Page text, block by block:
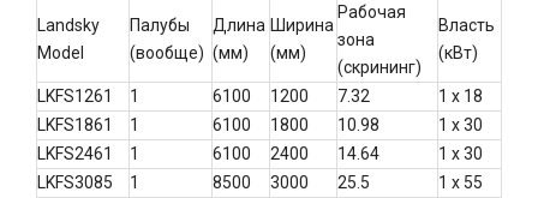
Landsky
Model
Палубы
(вообще)
Длина
(мм)
Ширина
(мм)
Рабочая
зона
(скрининг)
Власть
(кВт)
LKFS1261 1 6100 1200 7.32
1 х 18
LKFS1861
1 6100 1800 10.98
1 х 30
LKFS2461
1 6100 2400 14.64
1 х 30
LKFS3085
1 8500 3000 25.5
1 х 55